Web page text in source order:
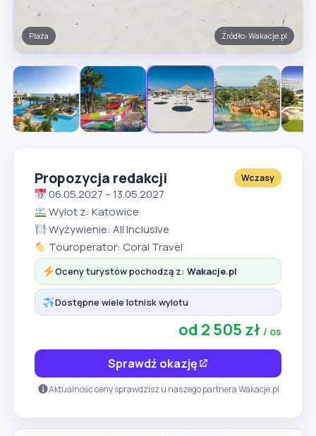
Basen Źródło: Wakacje.pl
Propozycja redakcji Wczasy
06.05.2027 – 13.05.2027
Wylot z: Katowice
Wyżywienie: All Inclusive
Touroperator: Coral Travel
Oceny turystów pochodzą z:Wakacje.pl
Dostępne wiele lotnisk wylotu
od 2 505 zł / os
Sprawdź okazję
Aktualność ceny sprawdzisz u naszego partnera Wakacje.pl